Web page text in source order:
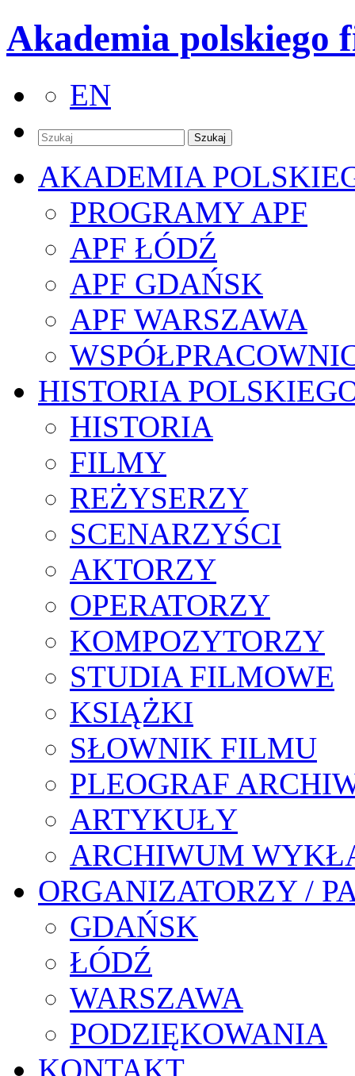
Akademia polskiego
EN
AKADEMIA
PROGRAMY APF
APF ŁÓDŹ
APF GDAŃSK
APF WARSZAWA
HISTORIA
HISTORIA
FILMY
REŻYSERZY
SCENARZYŚCI
AKTORZY
OPERATORZY
KOMPOZYTORZY
STUDIA FILMOWE
KSIĄŻKI
SŁOWNIK FILMU
PLEOGRAF
ARTYKUŁY
ARCHIWUM
ORGANIZATORZY /
GDAŃSK
ŁÓDŹ
WARSZAWA
PODZIĘKOWANIA
KONTAKT